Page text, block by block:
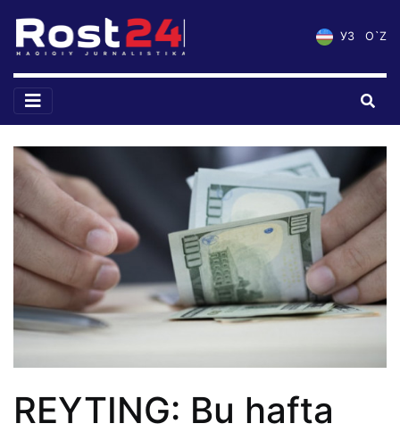
УЗ O`Z
REYTING: Bu hafta